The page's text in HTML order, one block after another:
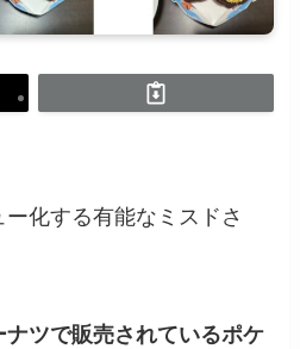
化する有能なミスドさ
ナツで販売されているポケ